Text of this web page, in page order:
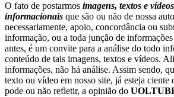
O fato de postarmos imagens, textos e
informacionais que são ou não de nossa
necessariamente, apoio, concordância ou
informação, ou a toda junção de
antes, é um convite para a análise do todo
conteúdo de tais imagens, textos e vídeos.
informações, não há análise. Assim sendo,
texto ou vídeo em nosso site, já esteja ciente
pode ou não refletir, a opinião do